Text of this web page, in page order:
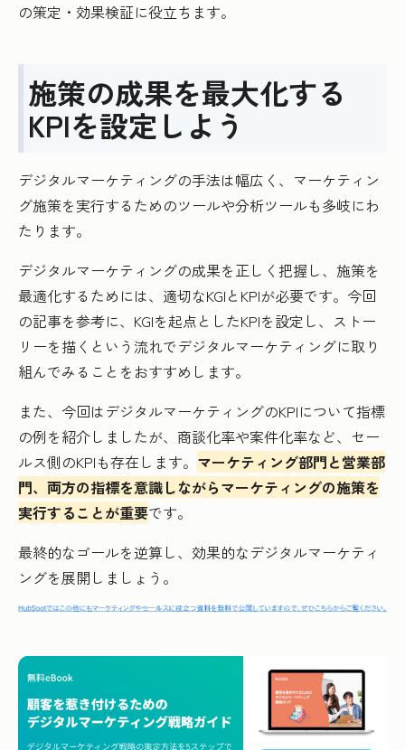
の策定・効果検証に役立ちます。
施策の成果を最大化する
KPIを設定しよう
デジタルマーケティングの手法は幅広く、マーケティン
グ施策を実行するためのツールや分析ツールも多岐にわ
たります。
デジタルマーケティングの成果を正しく把握し、施策を
最適化するためには、適切なKGIとKPIが必要です。今回
の記事を参考に、KGIを起点としたKPIを設定し、ストー
リーを描くという流れでデジタルマーケティングに取り
組んでみることをおすすめします。
また、今回はデジタルマーケティングのKPIについて指標
の例を紹介しましたが、商談化率や案件化率など、セー
ルス側のKPIも存在します。 マーケティング部門と営業部
門、両方の指標を意識しながらマーケティングの施策を
実行することが重要です。
最終的なゴールを逆算し、効果的なデジタルマーケティ
ングを展開しましょう。